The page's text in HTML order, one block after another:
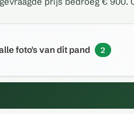
foto's van dit pand 2